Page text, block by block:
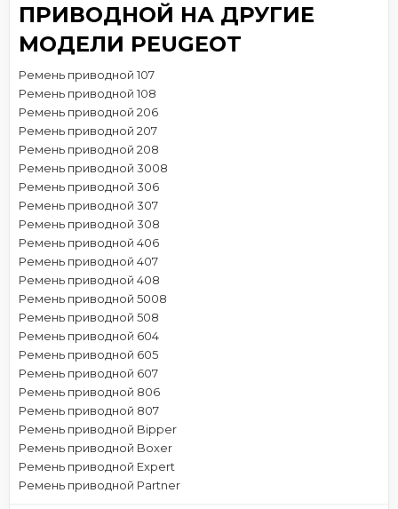
ПРИВОДНОЙ НА ДРУГИЕ
МОДЕЛИ PEUGEOT
Ремень приводной 107
Ремень приводной 108
Ремень приводной 206
Ремень приводной 207
Ремень приводной 208
Ремень приводной 3008
Ремень приводной 306
Ремень приводной 307
Ремень приводной 308
Ремень приводной 406
Ремень приводной 407
Ремень приводной 408
Ремень приводной 5008
Ремень приводной 508
Ремень приводной 604
Ремень приводной 605
Ремень приводной 607
Ремень приводной 806
Ремень приводной 807
Ремень приводной Bipper
Ремень приводной Boxer
Ремень приводной Expert
Ремень приводной Partner